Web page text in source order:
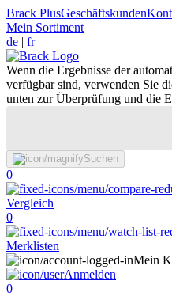
Brack PlusGeschäftskunden
Mein Sortiment
de | fr
Wenn die Ergebnisse der
verfügbar sind, verwenden Sie
unten zur Überprüfung und die
Suchen
0
Vergleich
0
Merklisten
Mein
Anmelden
0